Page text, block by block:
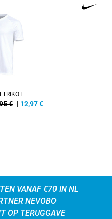
TRIKOT
€ | 12,97€
VANAF €70 IN NL
NEVOBO
OP TERUGGAVE